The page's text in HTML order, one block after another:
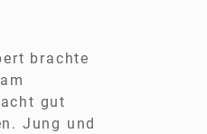
brachte
gut
Jung und